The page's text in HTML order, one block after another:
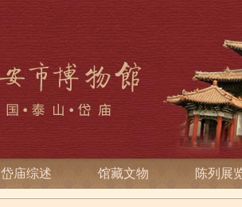
岱庙综述 馆藏文物 陈列展